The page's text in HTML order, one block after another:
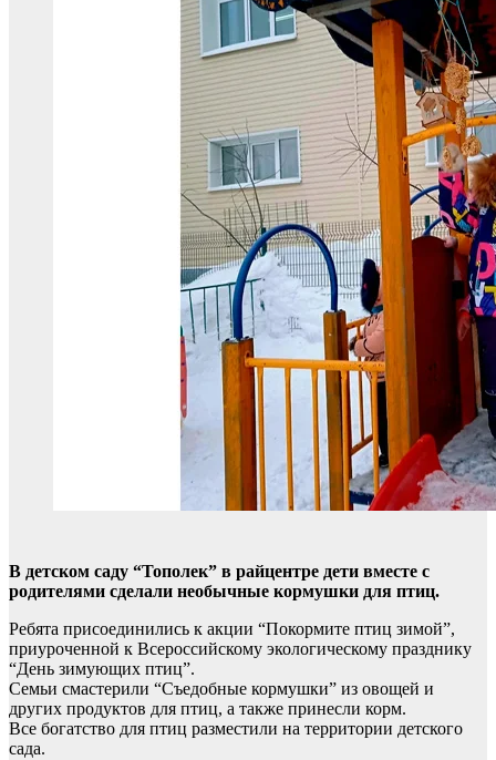
В детском саду “Тополек” в райцентре дети вместе с
родителями сделали необычные кормушки для птиц.
Ребята присоединились к акции “Покормите птиц зимой”,
приуроченной к Всероссийскому экологическому празднику
“День зимующих птиц”.
Семьи смастерили “Съедобные кормушки” из овощей и
других продуктов для птиц, а также принесли корм.
Все богатство для птиц разместили на территории детского
сада.